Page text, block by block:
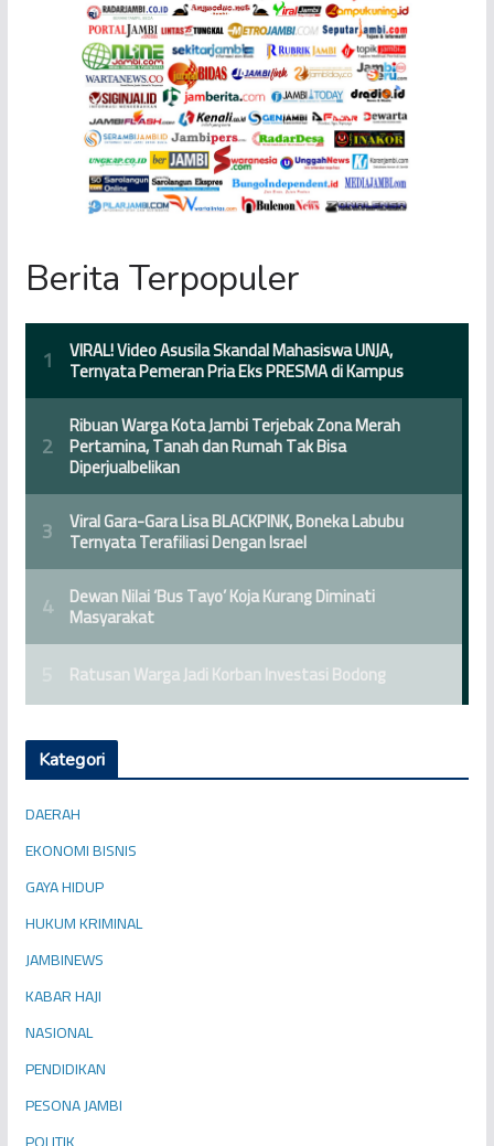
Berita Terpopuler
Kategori
DAERAH
EKONOMI BISNIS
GAYA HIDUP
HUKUM KRIMINAL
JAMBINEWS
KABAR HAJI
NASIONAL
PENDIDIKAN
PESONA JAMBI